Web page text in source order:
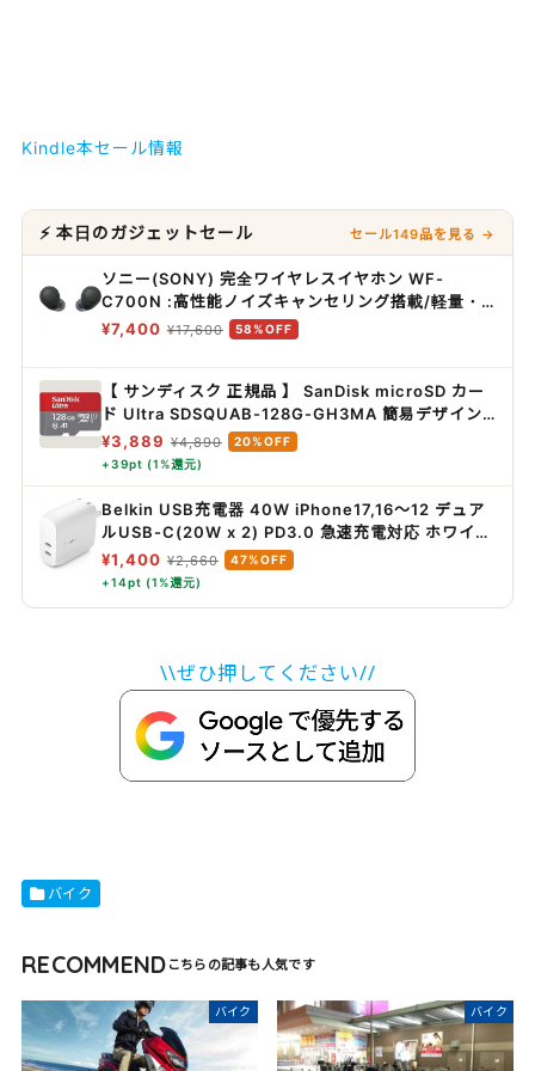
Kindle本セール情報
⚡ 本日のガジェットセール セール149品を見る →
ソニー(SONY) 完全ワイヤレスイヤホン WF-
C700N :高性能ノイズキャンセリング搭載/軽量・
小型設計/音質アップスケール機能搭載/連続音楽再
リアな通話性能/マルチポイント対応 ブラック WF-
C700N BZ
¥7,400 ¥17,600 58%OFF
【 サンディスク 正規品 】 SanDisk microSD カー
ド Ultra SDSQUAB-128G-GH3MA 簡易デザイン
パッケージ
¥3,889 ¥4,890
20%OFF
+39pt (1%還元)
Belkin USB充電器 40W iPhone17,16～12 デュア
ルUSB-C(20W x 2) PD3.0 急速充電対応 ホワイト
WCB006dqWHJP
¥1,400 ¥2,660
47%OFF
+14pt (1%還元)
\\ぜひ押してください//
バイク
RECOMMEND
バイク バイク